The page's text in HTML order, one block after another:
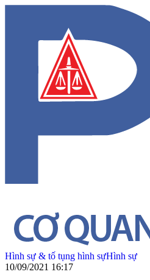
Hình sự & tố tụng hình sựHình sự
10/09/2021 16:17